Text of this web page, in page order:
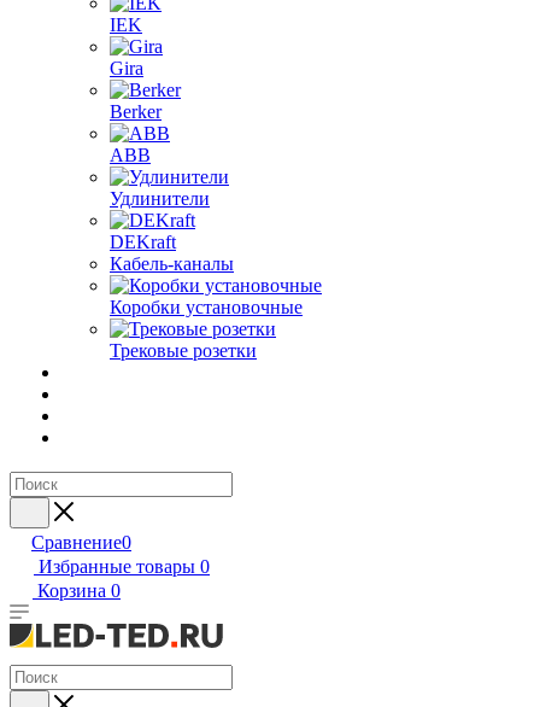
IEK
Gira
Berker
ABB
Удлинители
DEKraft
Кабель-каналы
Коробки установочные
Трековые розетки
Сравнение0
Избранные товары 0
Корзина 0